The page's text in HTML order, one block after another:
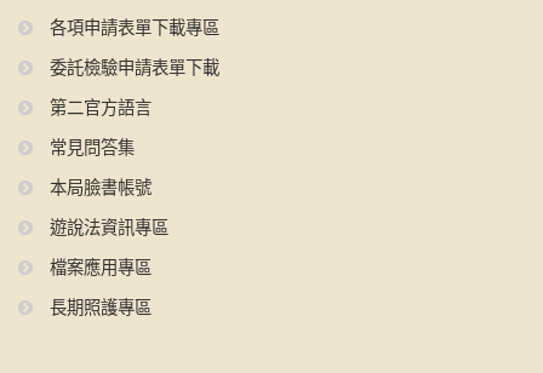
各項申請表單下載專區
委託檢驗申請表單下載
第二官方語言
常見問答集
本局臉書帳號
遊說法資訊專區
檔案應用專區
長期照護專區